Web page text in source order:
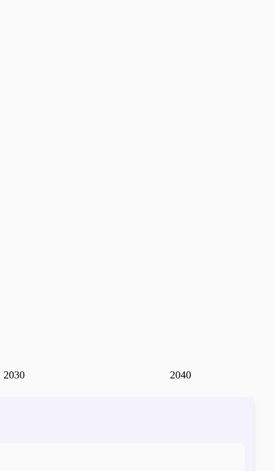
2030 2040